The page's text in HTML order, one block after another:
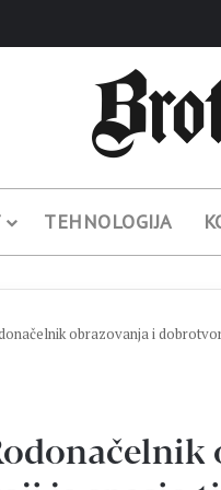
TEHNOLOGIJA
obrazovanja i